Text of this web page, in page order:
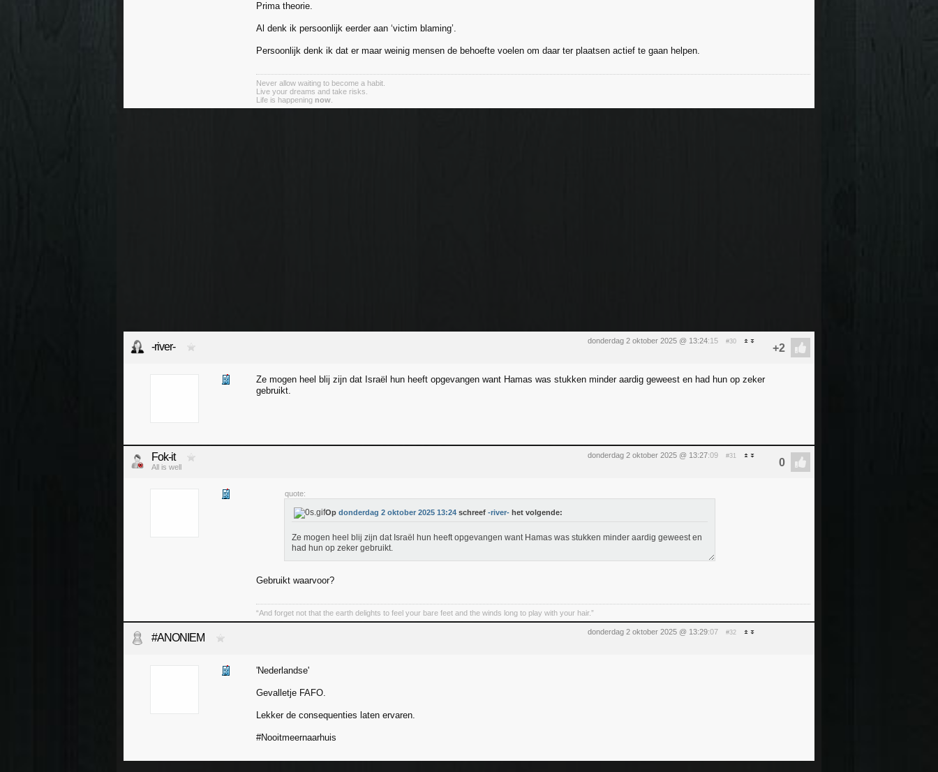
Prima theorie.
Al denk ik persoonlijk eerder aan ‘victim blaming’.
Persoonlijk denk ik dat er maar weinig mensen de behoefte voelen om daar ter plaatsen actief te gaan helpen.
Never allow waiting to become a habit.
Live your dreams and take risks.
Life is happening now
donderdag 2 oktober 2025 @ 13:24:15 #30
-river-
Ze mogen heel blij zijn dat Israël hun heeft opgevangen want Hamas was stukken minder aardig geweest en had hun op zeker
gebruikt.
donderdag 2 oktober 2025 @ 13:27:09 #31
Fok-it
All is well
quote:
Op donderdag 2 oktober 2025 13:24 schreef -river- het volgende:
Ze mogen heel blij zijn dat Israël hun heeft opgevangen want Hamas was stukken minder aardig geweest en
had hun op zeker gebruikt.
Gebruikt waarvoor?
“And forget not that the earth delights to feel your bare feet and the winds long to play with your hair.”
donderdag 2 oktober 2025 @ 13:29:07 #32
#ANONIEM
'Nederlandse'
Gevalletje FAFO.
Lekker de consequenties laten ervaren.
#Nooitmeernaarhuis